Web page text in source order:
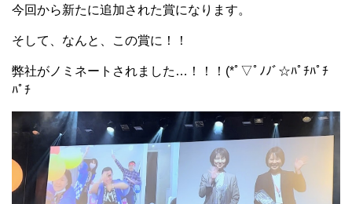
今回から新たに追加された賞になります。
そして、なんと、この賞に！！
弊社がノミネートされました…！！！(*ﾟ▽ﾟﾉﾉﾞ☆ﾊﾟﾁﾊﾟﾁ
ﾊﾟﾁ